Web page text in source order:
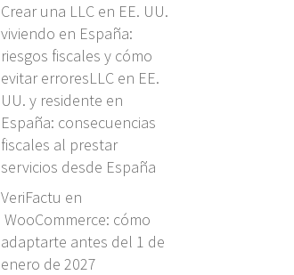
Crear una LLC en EE. UU.
viviendo en España:
riesgos fiscales y cómo
evitar erroresLLC en EE.
UU. y residente en
España: consecuencias
fiscales al prestar
servicios desde España
VeriFactu en
WooCommerce: cómo
adaptarte antes del 1 de
enero de 2027